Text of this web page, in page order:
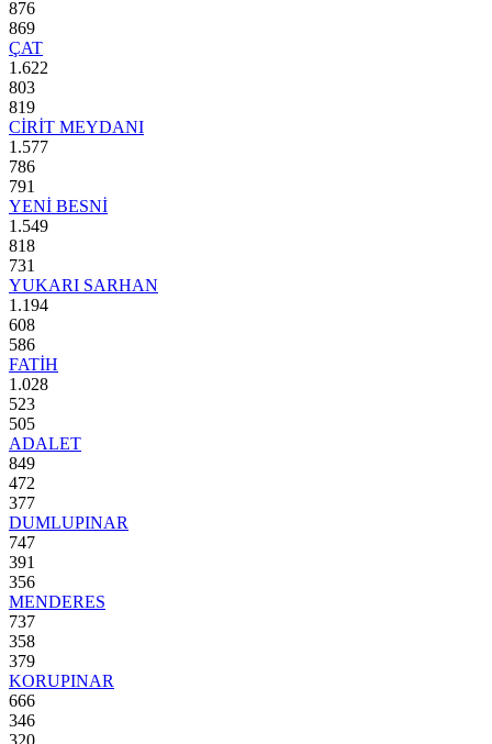
876
869
ÇAT
1.622
803
819
CİRİT MEYDANI
1.577
786
791
YENİ BESNİ
1.549
818
731
YUKARI SARHAN
1.194
608
586
FATİH
1.028
523
505
ADALET
849
472
377
DUMLUPINAR
747
391
356
MENDERES
737
358
379
KORUPINAR
666
346
320